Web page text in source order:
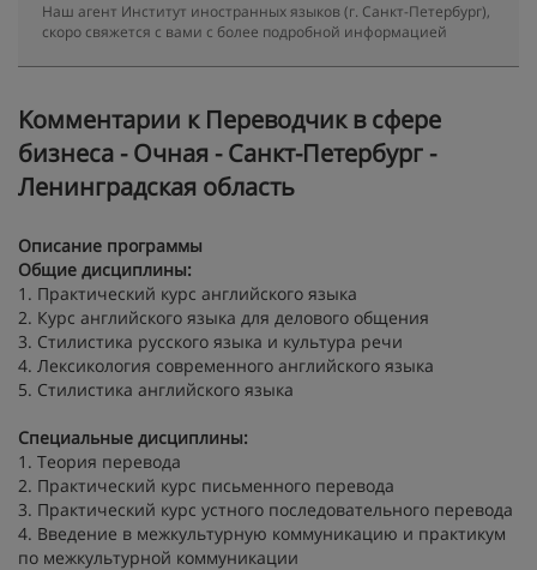
Наш агент Институт иностранных языков (г. Санкт-Петербург),
скоро свяжется с вами с более подробной информацией
Kомментарии к Переводчик в сфере
бизнеса - Очная - Санкт-Петербург -
Ленинградская область
Описание программы
Общие дисциплины:
1. Практический курс английского языка
2. Курс английского языка для делового общения
3. Стилистика русского языка и культура речи
4. Лексикология современного английского языка
5. Стилистика английского языка
Специальные дисциплины:
1. Теория перевода
2. Практический курс письменного перевода
3. Практический курс устного последовательного перевода
4. Введение в межкультурную коммуникацию и практикум
по межкультурной коммуникации